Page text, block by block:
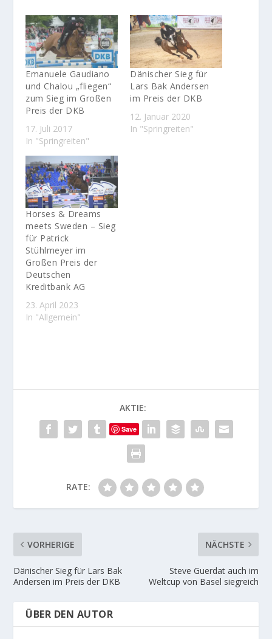
Emanuele Gaudiano
und Chalou „fliegen“
zum Sieg im Großen
Preis der DKB
17. Juli 2017
In "Springreiten"
Dänischer Sieg für
Lars Bak Andersen
im Preis der DKB
12. Januar 2020
In "Springreiten"
Horses & Dreams
meets Sweden – Sieg
für Patrick
Stühlmeyer im
Großen Preis der
Deutschen
Kreditbank AG
23. April 2023
In "Allgemein"
AKTIE:
Save
RATE:
VORHERIGE
Dänischer Sieg für Lars Bak
Andersen im Preis der DKB
NÄCHSTE
Steve Guerdat auch im
Weltcup von Basel siegreich
ÜBER DEN AUTOR